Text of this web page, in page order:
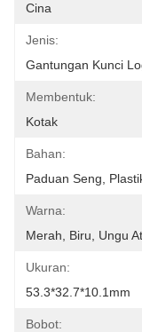
Cina
Jenis:
Gantungan Kunci
Membentuk:
Kotak
Bahan:
Paduan Seng,
Warna:
Merah, Biru, Ungu
Ukuran:
53.3*32.7*10.1mm
Bobot: